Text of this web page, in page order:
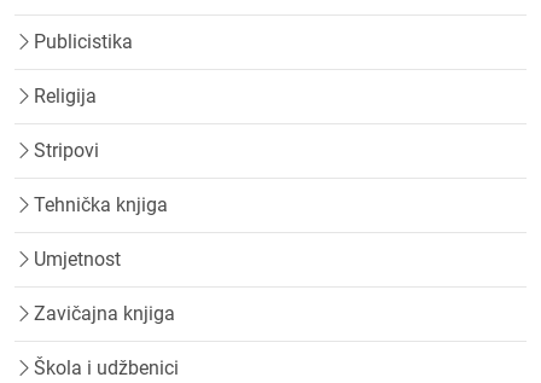
Publicistika
Religija
Stripovi
Tehnička knjiga
Umjetnost
Zavičajna knjiga
Škola i udžbenici